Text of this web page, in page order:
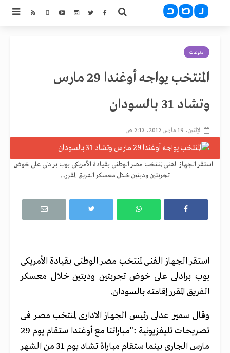
منوعات
المنتخب يواجه أوغندا 29 مارس
وتشاد 31 بالسودان
الإثنين، 19 مارس 2012، 2:13 ص
استقر الجهاز الفنى لمنتخب مصر الوطنى بقيادة الأمريكى بوب برادلى على خوض
تجربتين وديتين خلال معسكر الفريق المقرر...
استقر الجهاز الفنى لمنتخب مصر الوطنى بقيادة الأمريكى
بوب برادلى على خوض تجربتين وديتين خلال معسكر
الفريق المقرر إقامته بالسودان.
وقال سمير عدلى رئيس الجهاز الادارى لمنتخب مصر فى
تصريحات تليفزيونية :"مباراتنا مع أوغندا ستقام يوم 29
مارس الجارى بينما ستقام مباراة تشاد يوم 31 من الشهر